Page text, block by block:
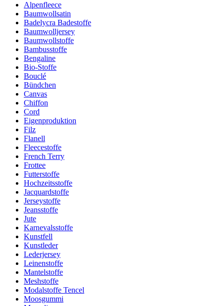
Alpenfleece
Baumwollsatin
Badelycra Badestoffe
Baumwolljersey
Baumwollstoffe
Bambusstoffe
Bengaline
Bio-Stoffe
Bouclé
Bündchen
Canvas
Chiffon
Cord
Eigenproduktion
Filz
Flanell
Fleecestoffe
French Terry
Frottee
Futterstoffe
Hochzeitsstoffe
Jacquardstoffe
Jerseystoffe
Jeansstoffe
Jute
Karnevalsstoffe
Kunstfell
Kunstleder
Lederjersey
Leinenstoffe
Mantelstoffe
Meshstoffe
Modalstoffe Tencel
Moosgummi